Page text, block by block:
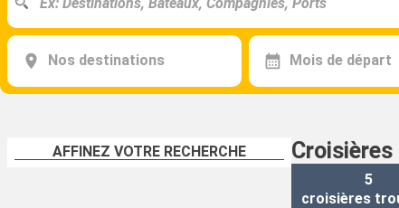
Nos destinations Mois de départ
AFFINEZ VOTRE RECHERCHE
5
croisières